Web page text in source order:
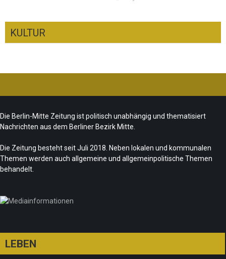
KULTUR
Folgerungen
Fête de la Musique 2026 – Summer makes
music
Redaktion 21. Juni 2026
Sommer in Berlin – die neue Edition vom
Die Berlin-Mitte Zeitung ist politisch unabhängig und thematisiert
Nachrichten aus dem Berliner Bezirk Mitte.
Die Zeitung besteht seit Juli 2018. Neben lokalen und kommunalen
Themen werden auch allgemeine und allgemeinpolitische Themen
behandelt.
LEBEN